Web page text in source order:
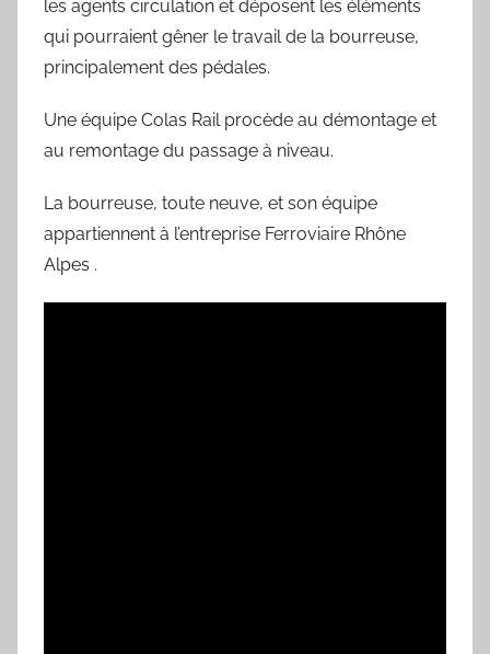
les agents circulation et déposent les éléments
qui pourraient gêner le travail de la bourreuse,
principalement des pédales.
Une équipe Colas Rail procède au démontage et
au remontage du passage à niveau.
La bourreuse, toute neuve, et son équipe
appartiennent à l’entreprise Ferroviaire Rhône
Alpes .